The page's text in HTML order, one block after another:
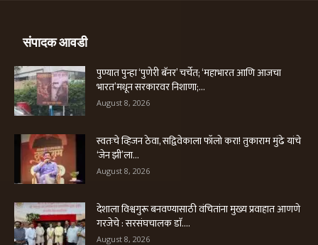
संपादक आवडी
पुण्यात पुन्हा ‘पुणेरी बॅनर’ चर्चेत; ‘महाभारत आणि आजचा
भारत’मधून सरकारवर निशाणा;...
August 8, 2026
स्वतःचे व्हिजन ठेवा, सद्विवेकाला फॉलो करा! तुकाराम मुंढे यांचे
‘जेन झी’ला...
August 8, 2026
देशाला विश्वगुरू बनवण्यासाठी वंचितांना मुख्य प्रवाहात आणणे
गरजेचे : सरसंघचालक डाॅ....
August 8, 2026